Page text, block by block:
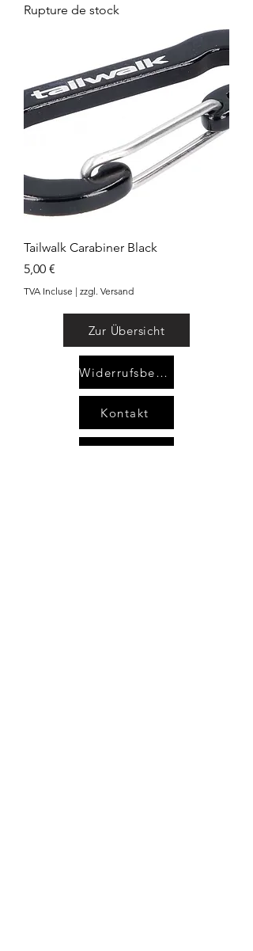
Rupture de stock
Tailwalk Carabiner Black
Prix
5,00 €
TVA Incluse | zzgl. Versand
Zur Übersicht
Widerrufsbelehrung
Kontakt